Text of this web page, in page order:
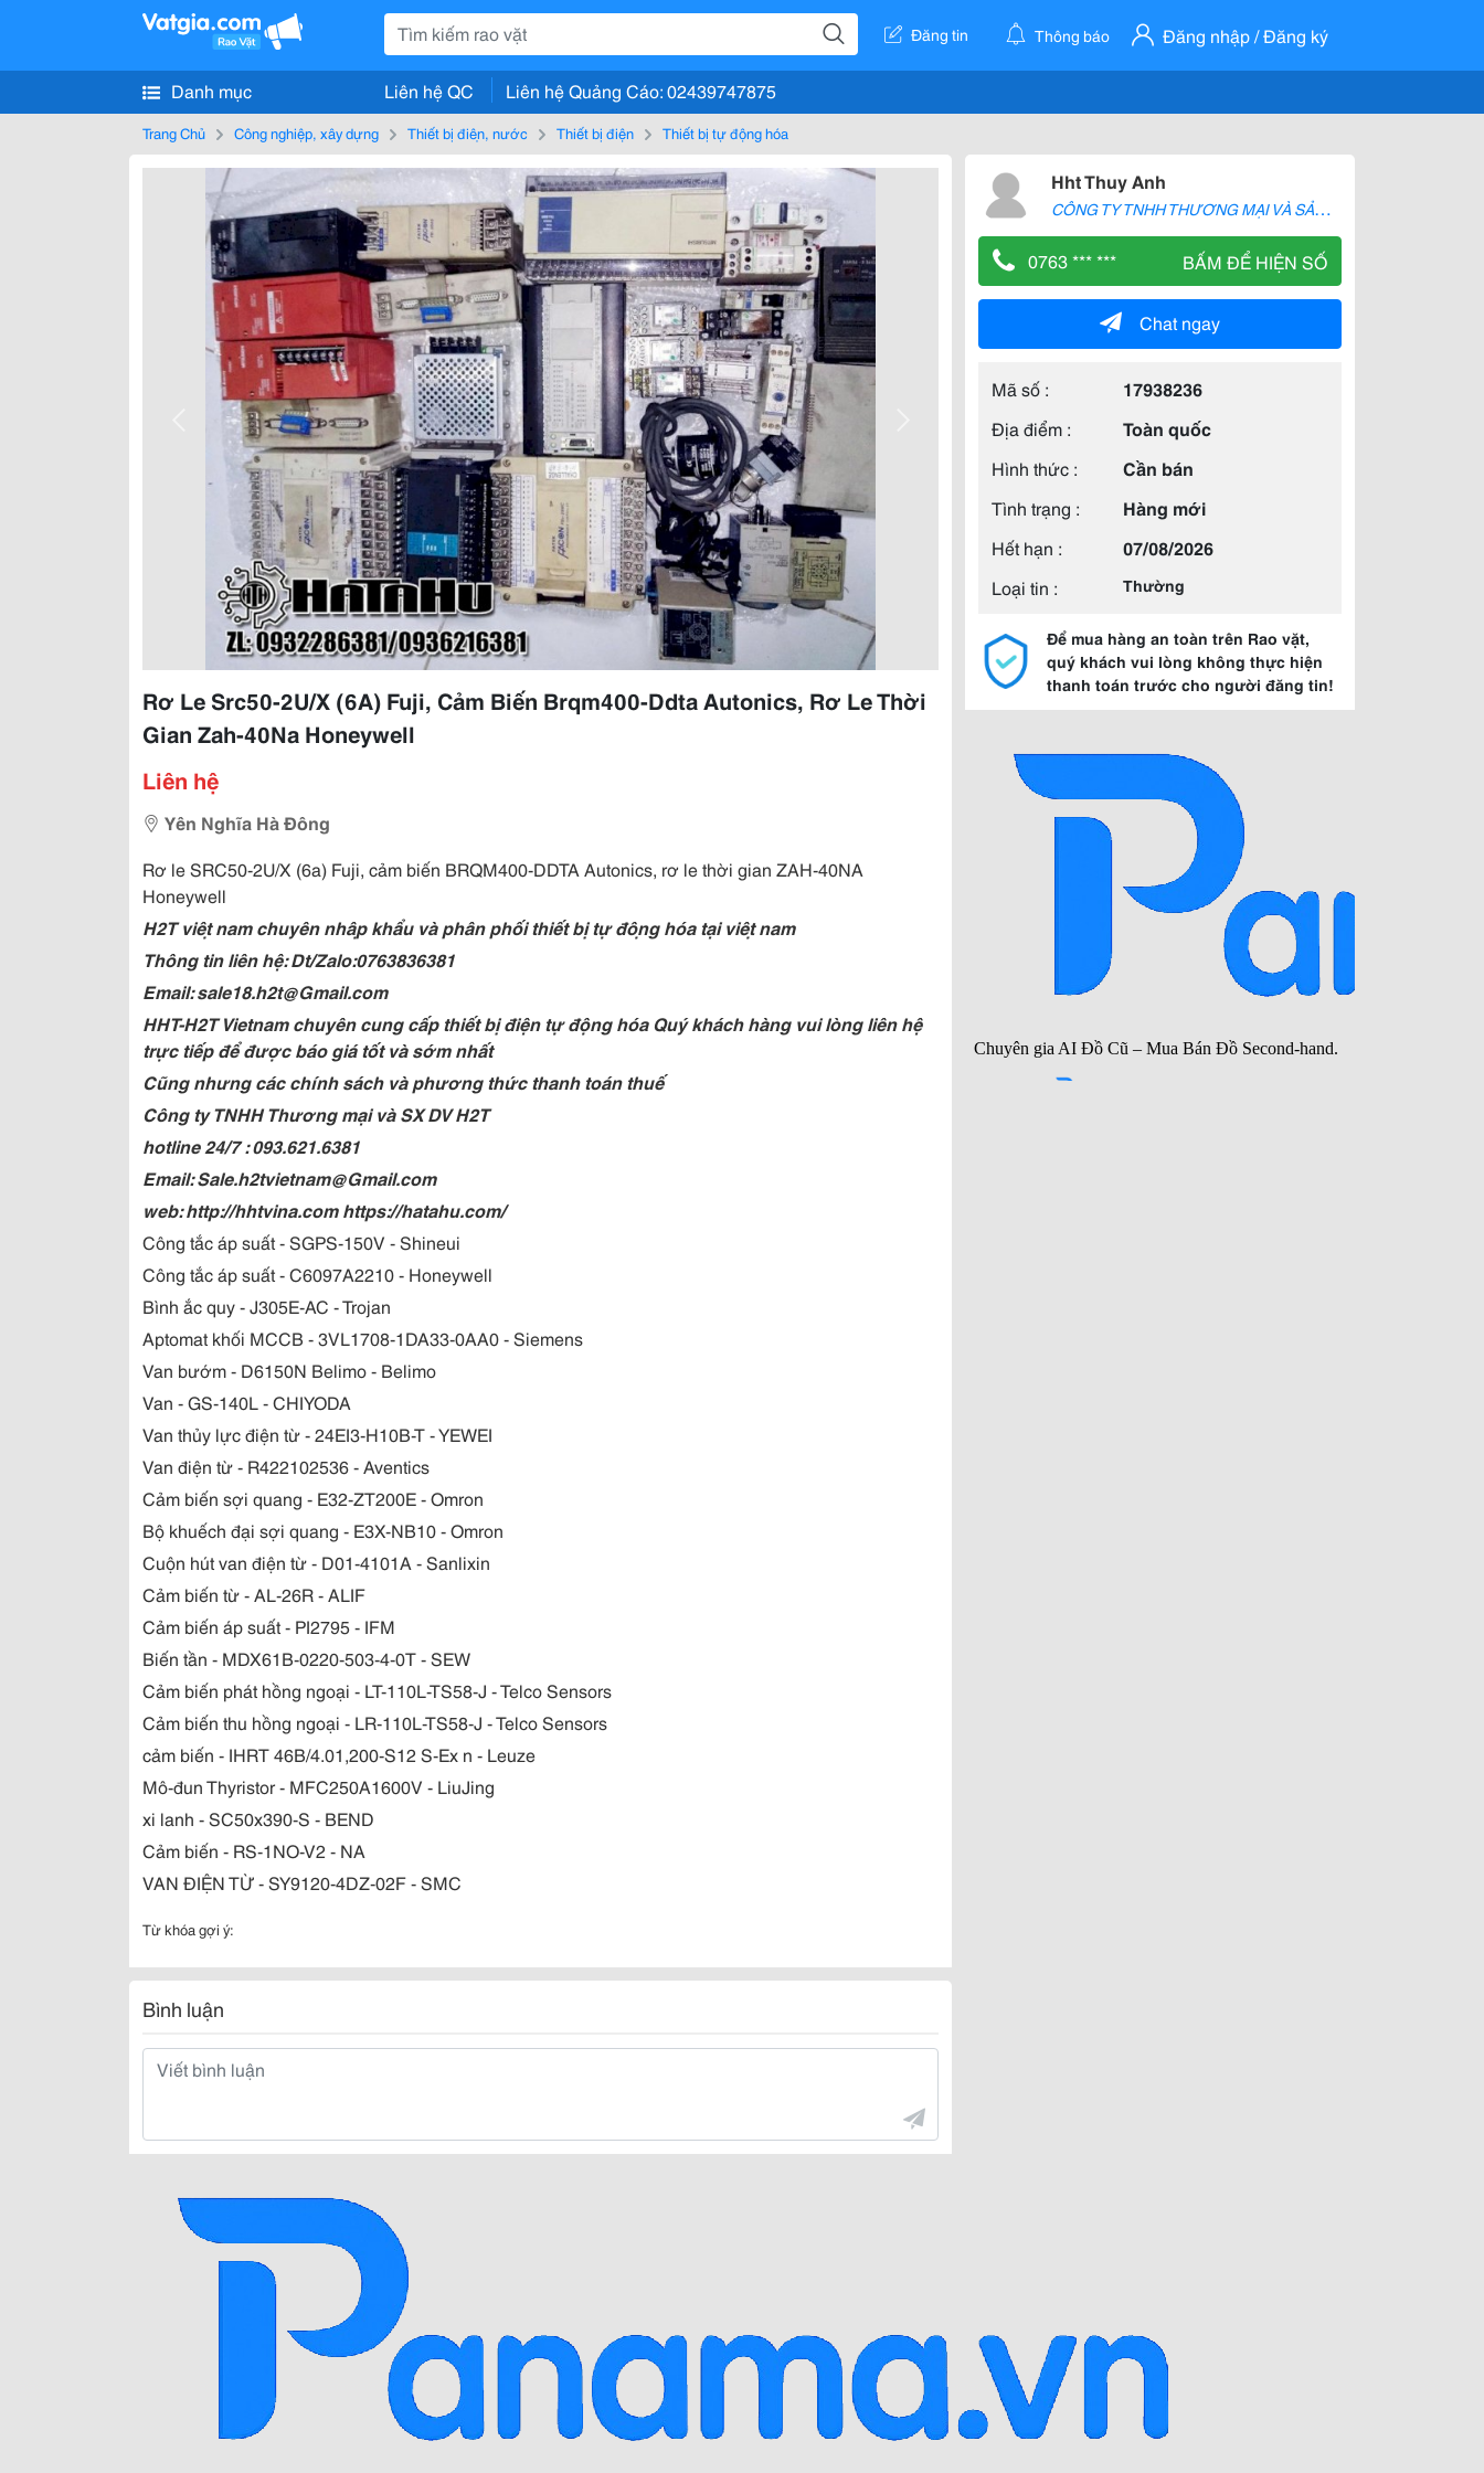
Đăng tin Thông báo Đăng nhập / Đăng ký
Danh mục Liên hệ QC Liên hệ Quảng Cáo: 02439747875
Trang Chủ Công nghiệp, xây dựng Thiết bị điện, nước Thiết bị điện Thiết bị tự động hóa
Rơ Le Src50-2U/X (6A) Fuji, Cảm Biến Brqm400-Ddta Autonics, Rơ Le Thời
Gian Zah-40Na Honeywell
Liên hệ
Yên Nghĩa Hà Đông
Rơ le SRC50-2U/X (6a) Fuji, cảm biến BRQM400-DDTA Autonics, rơ le thời gian ZAH-40NA
Honeywell
H2T việt nam chuyên nhập khẩu và phân phối thiết bị tự động hóa tại việt nam
Thông tin liên hệ: Dt/Zalo:0763836381
Email: sale18.h2t@Gmail.com
HHT-H2T Vietnam chuyên cung cấp thiết bị điện tự động hóa Quý khách hàng vui lòng liên hệ
trực tiếp để được báo giá tốt và sớm nhất
Cũng nhưng các chính sách và phương thức thanh toán thuế
Công ty TNHH Thương mại và SX DV H2T
hotline 24/7 : 093.621.6381
Email: Sale.h2tvietnam@Gmail.com
web: http://hhtvina.com https://hatahu.com/
Công tắc áp suất - SGPS-150V - Shineui
Công tắc áp suất - C6097A2210 - Honeywell
Bình ắc quy - J305E-AC - Trojan
Aptomat khối MCCB - 3VL1708-1DA33-0AA0 - Siemens
Van bướm - D6150N Belimo - Belimo
Van - GS-140L - CHIYODA
Van thủy lực điện từ - 24EI3-H10B-T - YEWEI
Van điện từ - R422102536 - Aventics
Cảm biến sợi quang - E32-ZT200E - Omron
Bộ khuếch đại sợi quang - E3X-NB10 - Omron
Cuộn hút van điện từ - D01-4101A - Sanlixin
Cảm biến từ - AL-26R - ALIF
Cảm biến áp suất - PI2795 - IFM
Biến tần - MDX61B-0220-503-4-0T - SEW
Cảm biến phát hồng ngoại - LT-110L-TS58-J - Telco Sensors
Cảm biến thu hồng ngoại - LR-110L-TS58-J - Telco Sensors
cảm biến - IHRT 46B/4.01,200-S12 S-Ex n - Leuze
Mô-đun Thyristor - MFC250A1600V - LiuJing
xi lanh - SC50x390-S - BEND
Cảm biến - RS-1NO-V2 - NA
VAN ĐIỆN TỪ - SY9120-4DZ-02F - SMC
Từ khóa gợi ý:
Bình luận
Hht Thuy Anh
C
ÔNG TY TNHH THƯƠNG MẠI VÀ SẢN XUẤT H2T
0763 *** *** BẤM ĐỂ HIỆN SỐ
Chat ngay
Mã số :
17938236
Địa điểm :
Toàn quốc
Hình thức :
Cần bán
Tình trạng :
Hàng mới
Hết hạn :
07/08/2026
Loại tin :
Thường
Để mua hàng an toàn trên Rao vặt,
quý khách vui lòng không thực hiện
thanh toán trước cho người đăng tin!